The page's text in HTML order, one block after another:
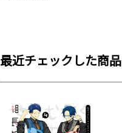
最近チェックした商品